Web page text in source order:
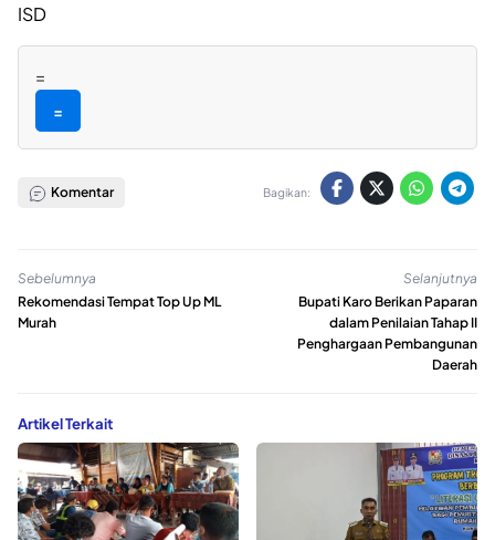
ISD
=
=
Komentar Bagikan:
Sebelumnya
Rekomendasi Tempat Top Up ML
Murah
Selanjutnya
Bupati Karo Berikan Paparan
dalam Penilaian Tahap II
Penghargaan Pembangunan
Daerah
Artikel Terkait